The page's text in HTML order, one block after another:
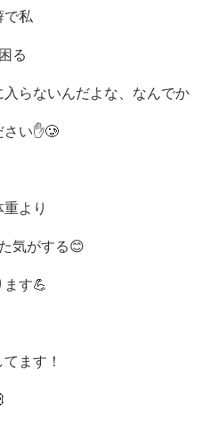
で私
る
らないんだよな、なんでか
い✋🥲
より
気がする😊
ます💪
ます！